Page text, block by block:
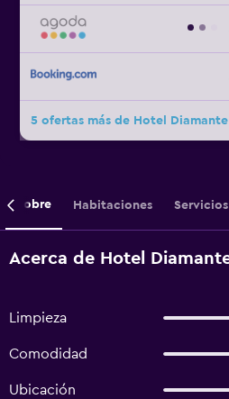
5 ofertas más de Hotel Diamante
Sobre Habitaciones Servicios
Acerca de Hotel
Limpieza
Comodidad
Ubicación